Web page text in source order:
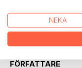
skapar prosapoesin
berättelse om
kopplingar till kärlek
FÖRFATTARE
NEKA